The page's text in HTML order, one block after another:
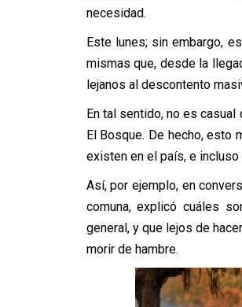
necesidad.
Este lunes; sin embargo,
mismas que, desde la
lejanos al descontento
En tal sentido, no es
El Bosque. De hecho, esto
existen en el país, e incluso
Así, por ejemplo, en
comuna, explicó cuáles
general, y que lejos de
morir de hambre.